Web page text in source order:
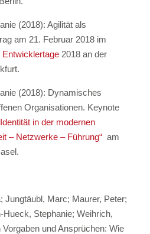
(2018): Agilität als
am 21. Februar 2018 im
Entwicklertage2018 an der
(2018): Dynamisches
Organisationen. Keynote
in der modernen
– Netzwerke –Führung“ am
Jungtäubl, Marc; Maurer, Peter;
Stephanie; Weihrich,
und Ansprüchen: Wie